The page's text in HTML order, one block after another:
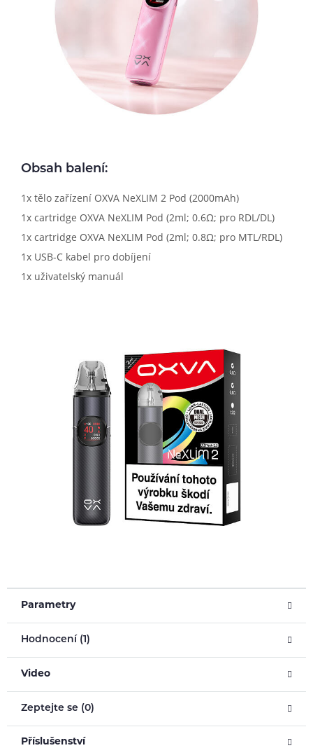
Obsah balení:
1x tělo zařízení OXVA NeXLIM 2 Pod (2000mAh)
1x cartridge OXVA NeXLIM Pod (2ml; 0.6Ω; pro RDL/DL)
1x cartridge OXVA NeXLIM Pod (2ml; 0.8Ω; pro MTL/RDL)
1x USB-C kabel pro dobíjení
1x uživatelský manuál
Parametry
Hodnocení (1)
Video
Zeptejte se (0)
Příslušenství